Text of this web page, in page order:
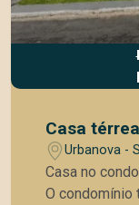
Casa
Urbanova -
Casa no
O condomínio